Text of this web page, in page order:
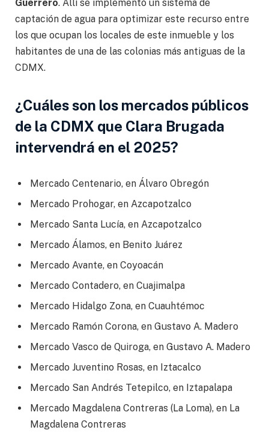
Guerrero. Allí se implementó un sistema de
captación de agua para optimizar este recurso entre
los que ocupan los locales de este inmueble y los
habitantes de una de las colonias más antiguas de la
CDMX.
¿Cuáles son los mercados públicos
de la CDMX que Clara Brugada
intervendrá en el 2025?
Mercado Centenario, en Álvaro Obregón
Mercado Prohogar, en Azcapotzalco
Mercado Santa Lucía, en Azcapotzalco
Mercado Álamos, en Benito Juárez
Mercado Avante, en Coyoacán
Mercado Contadero, en Cuajimalpa
Mercado Hidalgo Zona, en Cuauhtémoc
Mercado Ramón Corona, en Gustavo A. Madero
Mercado Vasco de Quiroga, en Gustavo A. Madero
Mercado Juventino Rosas, en Iztacalco
Mercado San Andrés Tetepilco, en Iztapalapa
Mercado Magdalena Contreras (La Loma), en La
Magdalena Contreras